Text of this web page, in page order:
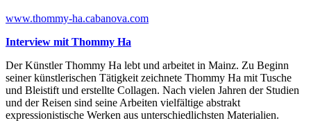
www.thommy-ha.cabanova.com
Interview mit Thommy Ha
Der Künstler Thommy Ha lebt und arbeitet in Mainz. Zu Beginn
seiner künstlerischen Tätigkeit zeichnete Thommy Ha mit Tusche
und Bleistift und erstellte Collagen. Nach vielen Jahren der Studien
und der Reisen sind seine Arbeiten vielfältige abstrakt
expressionistische Werken aus unterschiedlichsten Materialien.